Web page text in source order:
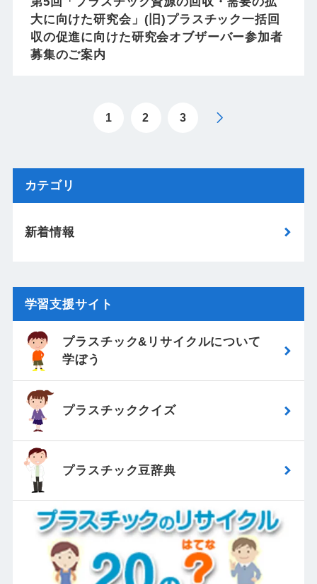
大に向けた研究会」(旧)プラスチック一括回
収の促進に向けた研究会オブザーバー参加者
募集のご案内
1 2 3
カテゴリ
新着情報
学習支援サイト
プラスチック&リサイクルについて
学ぼう
プラスチッククイズ
プラスチック豆辞典